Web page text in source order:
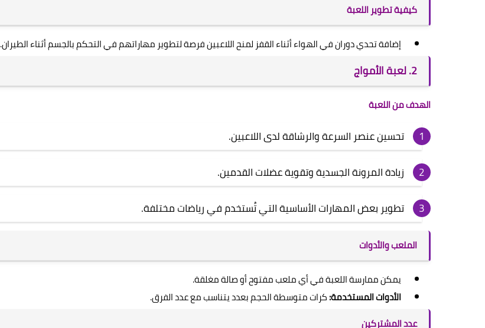
كيفية تطوير اللعبة
إضافة تحدي دوران في الهواء أثناء القفز لمنح اللاعبين فرصة لتطوير مهاراتهم في التحكم بالجسم أثناء الطيران.
2. لعبة الأمواج
الهدف من اللعبة
تحسين عنصر السرعة والرشاقة لدى اللاعبين.
زيادة المرونة الجسدية وتقوية عضلات القدمين.
تطوير بعض المهارات الأساسية التي تُستخدم في رياضات مختلفة.
الملعب والأدوات
يمكن ممارسة اللعبة في أي ملعب مفتوح أو صالة مغلقة.
الأدوات المستخدمة:كرات متوسطة الحجم بعدد يتناسب مع عدد الفرق.
عدد المشتركين